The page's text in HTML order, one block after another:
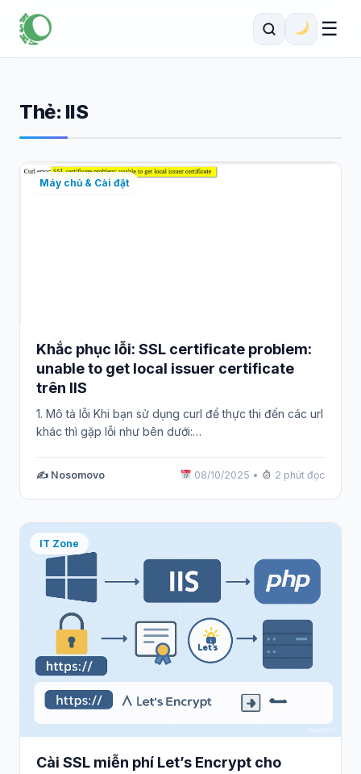
☰
Thẻ: IIS
Máy chủ & Cài đặt
Khắc phục lỗi: SSL certificate problem:
unable to get local issuer certificate
trên IIS
1. Mô tả lỗi Khi bạn sử dụng curl để thực thi đến các url
khác thì gặp lỗi như bên dưới:…
✍️ Nosomovo 08/10/2025 • 2 phút đọc
IT Zone
Cài SSL miễn phí Let’s Encrypt cho